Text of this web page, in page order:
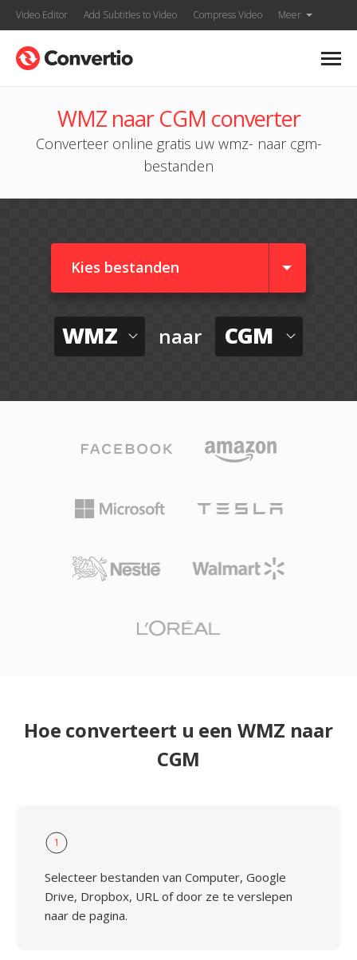
Video Editor Add Subtitles to Video Compress Video Meer
WMZ naar CGM converter
Converteer online gratis uw wmz- naar cgm-
bestanden
Kies bestanden
WMZ naar CGM
Hoe converteert u een WMZ naar
CGM
1
Selecteer bestanden van Computer, Google
Drive, Dropbox, URL of door ze te verslepen
naar de pagina.